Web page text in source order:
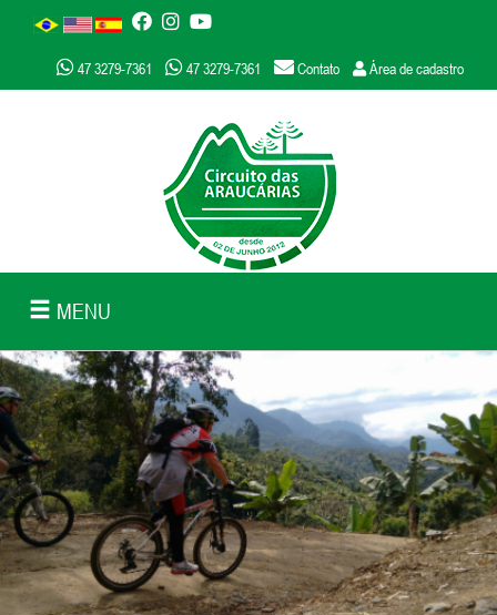
47 3279-7361 47 3279-7361 Contato Área de cadastro
MENU